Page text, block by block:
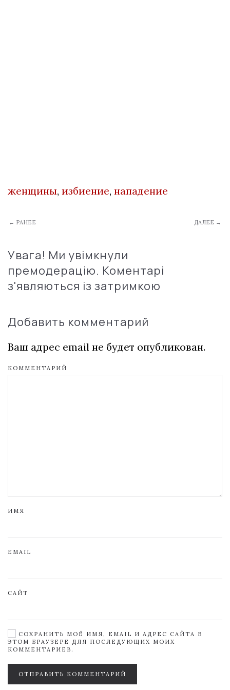
женщины, избиение, нападение
← РАНЕЕ ДАЛЕЕ →
Увага! Ми увімкнули
премодерацію. Коментарі
з'являються із затримкою
Добавить комментарий
Ваш адрес email не будет опубликован.
КОММЕНТАРИЙ
ИМЯ
EMAIL
САЙТ
СОХРАНИТЬ МОЁ ИМЯ, EMAIL И АДРЕС САЙТА В
ЭТОМ БРАУЗЕРЕ ДЛЯ ПОСЛЕДУЮЩИХ МОИХ
КОММЕНТАРИЕВ.
ОТПРАВИТЬ КОММЕНТАРИЙ